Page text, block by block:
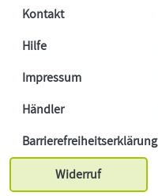
Kontakt
Hilfe
Impressum
Händler
Barrierefreiheitserklärung
Widerruf